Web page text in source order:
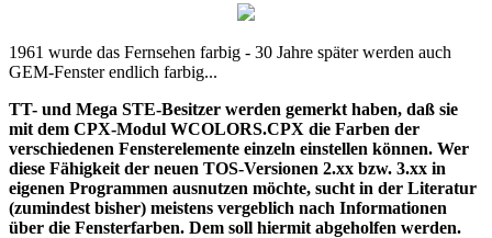
1961 wurde das Fernsehen farbig - 30 Jahre später werden auch
GEM-Fenster endlich farbig...
TT- und Mega STE-Besitzer werden gemerkt haben, daß sie
mit dem CPX-Modul WCOLORS.CPX die Farben der
verschiedenen Fensterelemente einzeln einstellen können. Wer
diese Fähigkeit der neuen TOS-Versionen 2.xx bzw. 3.xx in
eigenen Programmen ausnutzen möchte, sucht in der Literatur
(zumindest bisher) meistens vergeblich nach Informationen
über die Fensterfarben. Dem soll hiermit abgeholfen werden.